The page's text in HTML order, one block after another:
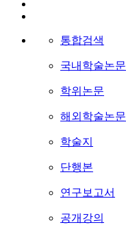
통합검색
국내학술논문
학위논문
해외학술논문
학술지
단행본
연구보고서
공개강의